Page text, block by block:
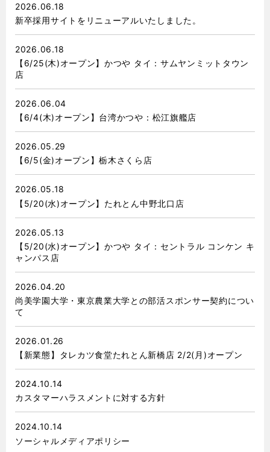
2026.06.18
新卒採用サイトをリニューアルいたしました。
2026.06.18
【6/25(木)オープン】かつや タイ：サムヤンミットタウン
店
2026.06.04
【6/4(木)オープン】台湾かつや：松江旗艦店
2026.05.29
【6/5(金)オープン】栃木さくら店
2026.05.18
【5/20(水)オープン】たれとん中野北口店
2026.05.13
【5/20(水)オープン】かつや タイ：セントラル コンケン キ
ャンパス店
2026.04.20
尚美学園大学・東京農業大学との部活スポンサー契約につい
て
2026.01.26
【新業態】タレカツ食堂たれとん新橋店 2/2(月)オープン
2024.10.14
カスタマーハラスメントに対する⽅針
2024.10.14
ソーシャルメディアポリシー